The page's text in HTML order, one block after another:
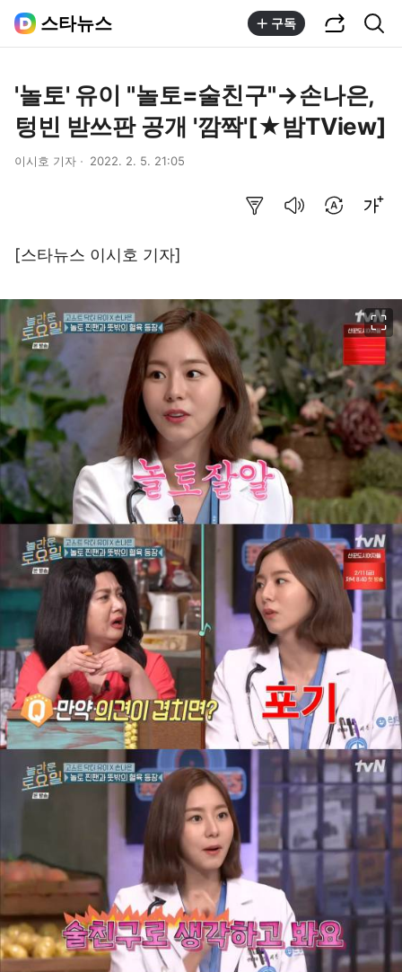
스타뉴스 구독
'놀토' 유이 "놀토=술친구"→손나은,
텅빈 받쓰판 공개 '깜짝'[★밤TView]
이시호 기자 2022. 2. 5. 21:05
[스타뉴스 이시호 기자]